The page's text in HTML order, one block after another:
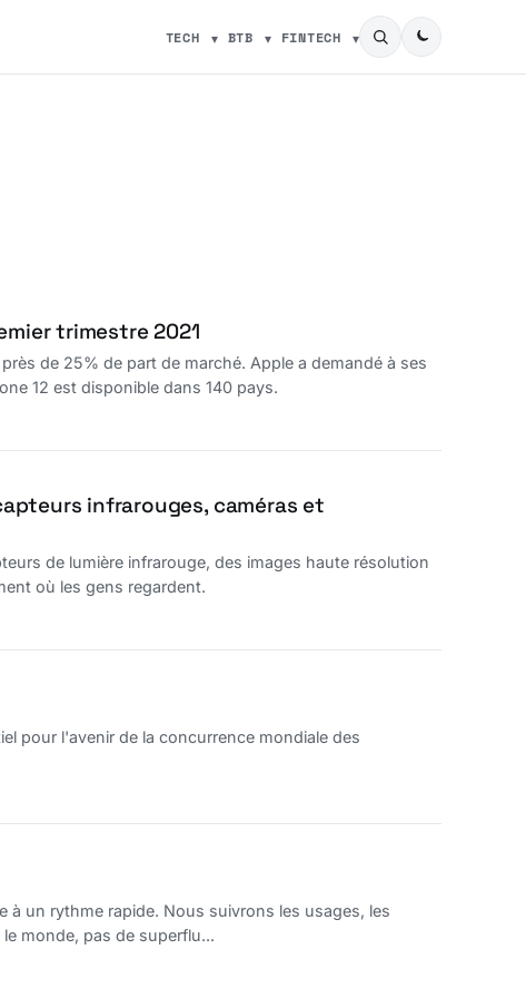
TECH BTB FINTECH
trimestre 2021
de 25% de part de marché. Apple a demandé à ses
12 est disponible dans 140 pays.
infrarouges, caméras et
de lumière infrarouge, des images haute résolution
où les gens regardent.
pour l'avenir de la concurrence mondiale des
un rythme rapide. Nous suivrons les usages, les
monde, pas de superflu...